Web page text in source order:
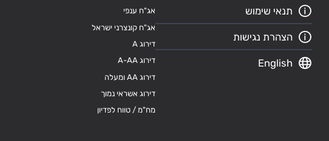
תנאי שימוש
הצהרת נגישות
English
אג"ח ענפי
אג"ח קונצרני ישראל
דירוג A
דירוג A-AA
דירוג AA ומעלה
דירוג אשראי נמוך
מח"מ / טווח לפדיון